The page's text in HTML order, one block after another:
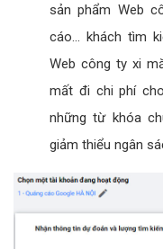
sản phẩm Web
cáo... khách tìm
Web công ty xi
mất đi chi phí
những từ khóa
giảm thiểu ngân